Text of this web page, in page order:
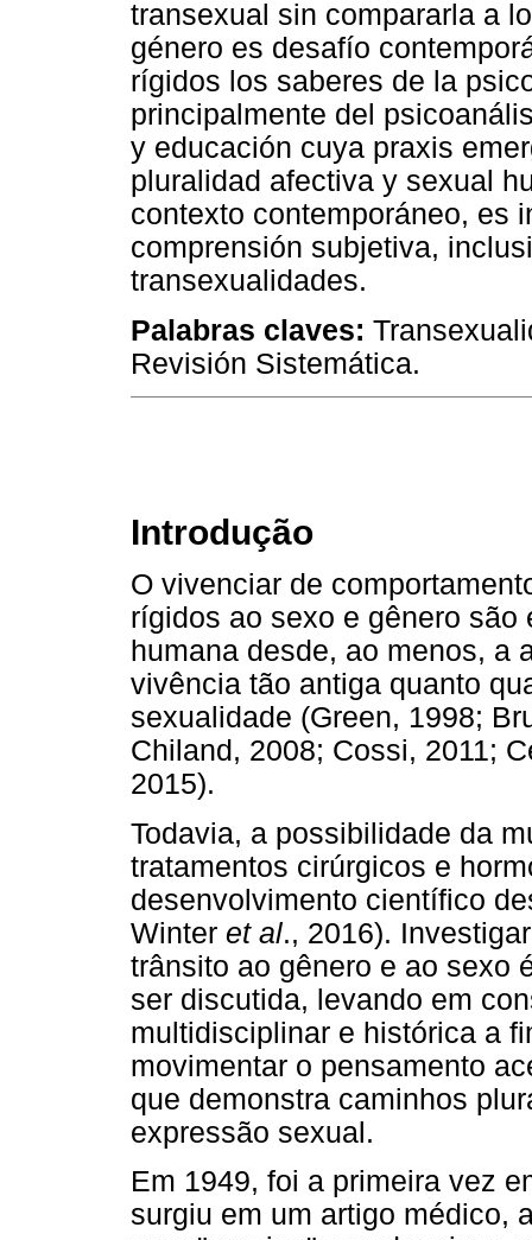
transexual sin compararla a
género es desafío
rígidos los saberes de la
principalmente del
y educación cuya praxis
pluralidad afectiva y sexual
contexto contemporáneo, es
comprensión subjetiva,
transexualidades.
Palabras claves:
Revisión Sistemática.
Introdução
O vivenciar de
rígidos ao sexo e gênero
humana desde, ao menos, a
vivência tão antiga quanto
sexualidade (Green, 1998;
Chiland, 2008; Cossi, 2011;
2015).
Todavia, a possibilidade da
tratamentos cirúrgicos e
desenvolvimento científico
Winter et al., 2016).
trânsito ao gênero e ao sexo
ser discutida, levando em
multidisciplinar e histórica a
movimentar o pensamento
que demonstra caminhos
expressão sexual.
Em 1949, foi a primeira vez
surgiu em um artigo médico,